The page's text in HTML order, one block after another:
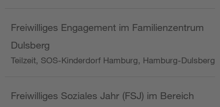
Freiwilliges Engagement im Familienzentrum
Dulsberg
Teilzeit, SOS-Kinderdorf Hamburg, Hamburg-Dulsberg
Freiwilliges Soziales Jahr (FSJ) im Bereich